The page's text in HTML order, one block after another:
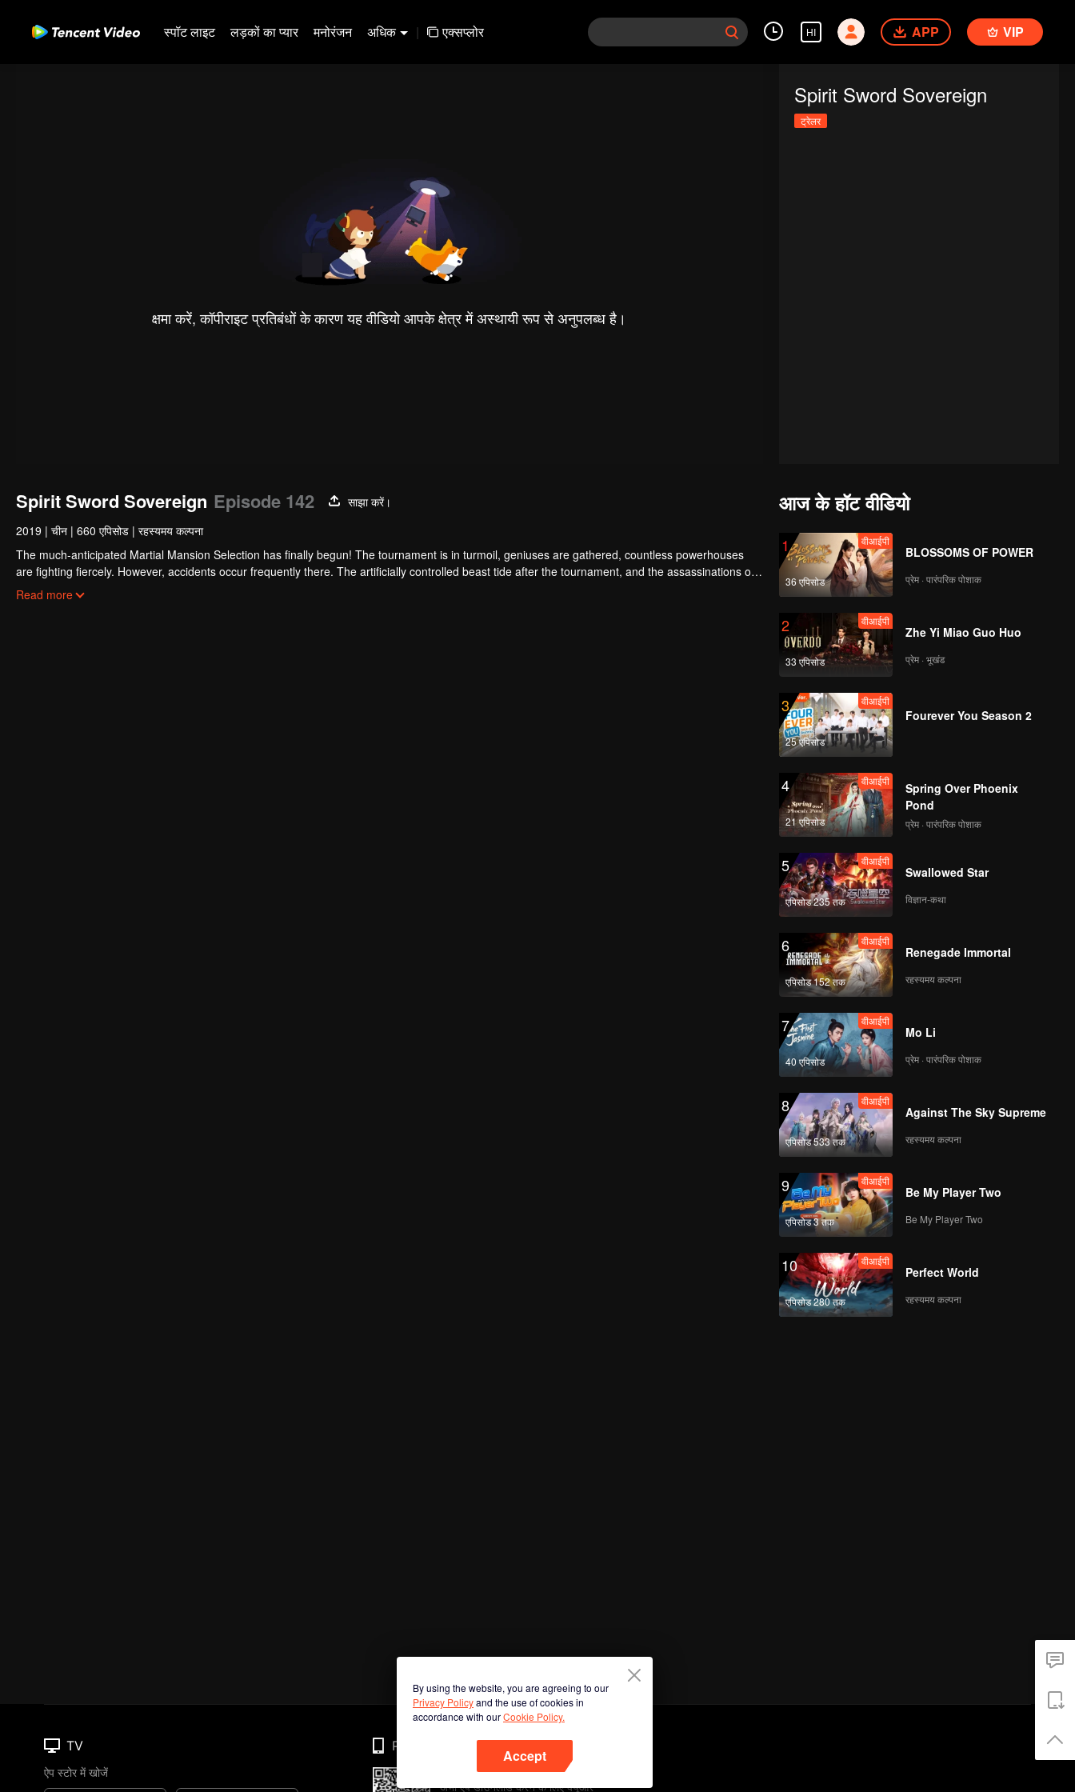
स्पॉट लाइट लड़कों का प्यार मनोरंजन अधिक | एक्सप्लोर HI APP VIP
क्षमा करें, कॉपीराइट प्रतिबंधों के कारण यह वीडियो आपके क्षेत्र में अस्थायी रूप से अनुपलब्ध है।
Spirit Sword Sovereign
ट्रेलर
Spirit Sword Sovereign Episode 142
साझा करें।
2019 | चीन | 660 एपिसोड | रहस्यमय कल्पना
The much-anticipated Martial Mansion Selection has finally begun! The tournament is in turmoil, geniuses are gathered, countless powerhouses
are fighting fiercely. However, accidents occur frequently there. The artificially controlled beast tide after the tournament, and the assassinations of
the strongest people that ensue, all reveal the mysterious and huge assassination sect, the Heavenly Evolution Sect. Let's see how Chu Xingyun is
Read more
आज के हॉट वीडियो
1
36 एपिसोड
वीआईपी
BLOSSOMS OF POWER
प्रेम · पारंपरिक पोशाक
2
33 एपिसोड
वीआईपी
Zhe Yi Miao Guo Huo
प्रेम · भूखंड
3
25 एपिसोड
वीआईपी
Fourever You Season 2
4
21 एपिसोड
वीआईपी
Spring Over Phoenix
Pond
प्रेम · पारंपरिक पोशाक
5
एपिसोड 235 तक
वीआईपी
Swallowed Star
विज्ञान-कथा
6
एपिसोड 152 तक
वीआईपी
Renegade Immortal
रहस्यमय कल्पना
7
40 एपिसोड
वीआईपी
Mo Li
प्रेम · पारंपरिक पोशाक
8
एपिसोड 533 तक
वीआईपी
Against The Sky Supreme
रहस्यमय कल्पना
9
एपिसोड 3 तक
वीआईपी
Be My Player Two
Be My Player Two
10
एपिसोड 280 तक
वीआईपी
Perfect World
रहस्यमय कल्पना
By using the website, you are agreeing to our
Privacy Policyand the use of cookies in
accordance with ourCookie Policy.
Accept
TV
ऐप स्टोर में खोजें
Phone
अभी ऐप डाउनलोड करने के लिए क्यूआर